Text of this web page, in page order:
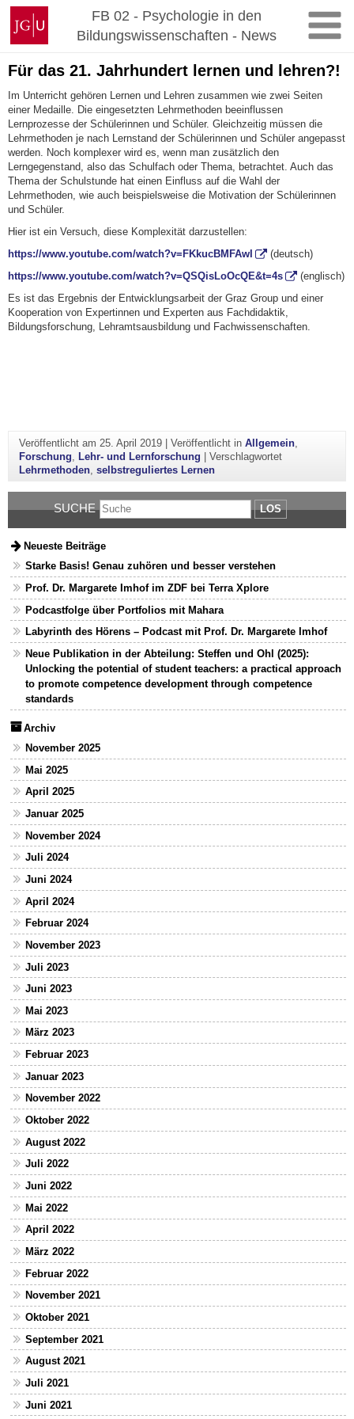
Zum
Inhalt
springen
Johannes
Gutenberg-
Universität
Mainz
FB 02 - Psychologie in den
Bildungswissenschaften - News
Für das 21. Jahrhundert lernen und lehren?!
Im Unterricht gehören Lernen und Lehren zusammen wie zwei Seiten
einer Medaille. Die eingesetzten Lehrmethoden beeinflussen
Lernprozesse der Schülerinnen und Schüler. Gleichzeitig müssen die
Lehrmethoden je nach Lernstand der Schülerinnen und Schüler angepasst
werden. Noch komplexer wird es, wenn man zusätzlich den
Lerngegenstand, also das Schulfach oder Thema, betrachtet. Auch das
Thema der Schulstunde hat einen Einfluss auf die Wahl der
Lehrmethoden, wie auch beispielsweise die Motivation der Schülerinnen
und Schüler.
Hier ist ein Versuch, diese Komplexität darzustellen:
https://www.youtube.com/watch?v=FKkucBMFAwI
(deutsch)
https://www.youtube.com/watch?v=QSQisLoOcQE&t=4s
(englisch)
Es ist das Ergebnis der Entwicklungsarbeit der Graz Group und einer
Kooperation von Expertinnen und Experten aus Fachdidaktik,
Bildungsforschung, Lehramtsausbildung und Fachwissenschaften.
Veröffentlicht am 25. April 2019| Veröffentlicht in Allgemein,
Forschung
Lehr- und Lernforschung
Verschlagwortet
Lehrmethoden, selbstreguliertes Lernen
SUCHE LOS
Neueste Beiträge
Starke Basis! Genau zuhören und besser verstehen
Prof. Dr. Margarete Imhof im ZDF bei Terra Xplore
Podcastfolge über Portfolios mit Mahara
Labyrinth des Hörens – Podcast mit Prof. Dr. Margarete Imhof
Neue Publikation in der Abteilung: Steffen und Ohl (2025):
Unlocking the potential of student teachers: a practical approach
to promote competence development through competence
standards
Archiv
November 2025
Mai 2025
April 2025
Januar 2025
November 2024
Juli 2024
Juni 2024
April 2024
Februar 2024
November 2023
Juli 2023
Juni 2023
Mai 2023
März 2023
Februar 2023
Januar 2023
November 2022
Oktober 2022
August 2022
Juli 2022
Juni 2022
Mai 2022
April 2022
März 2022
Februar 2022
November 2021
Oktober 2021
September 2021
August 2021
Juli 2021
Juni 2021